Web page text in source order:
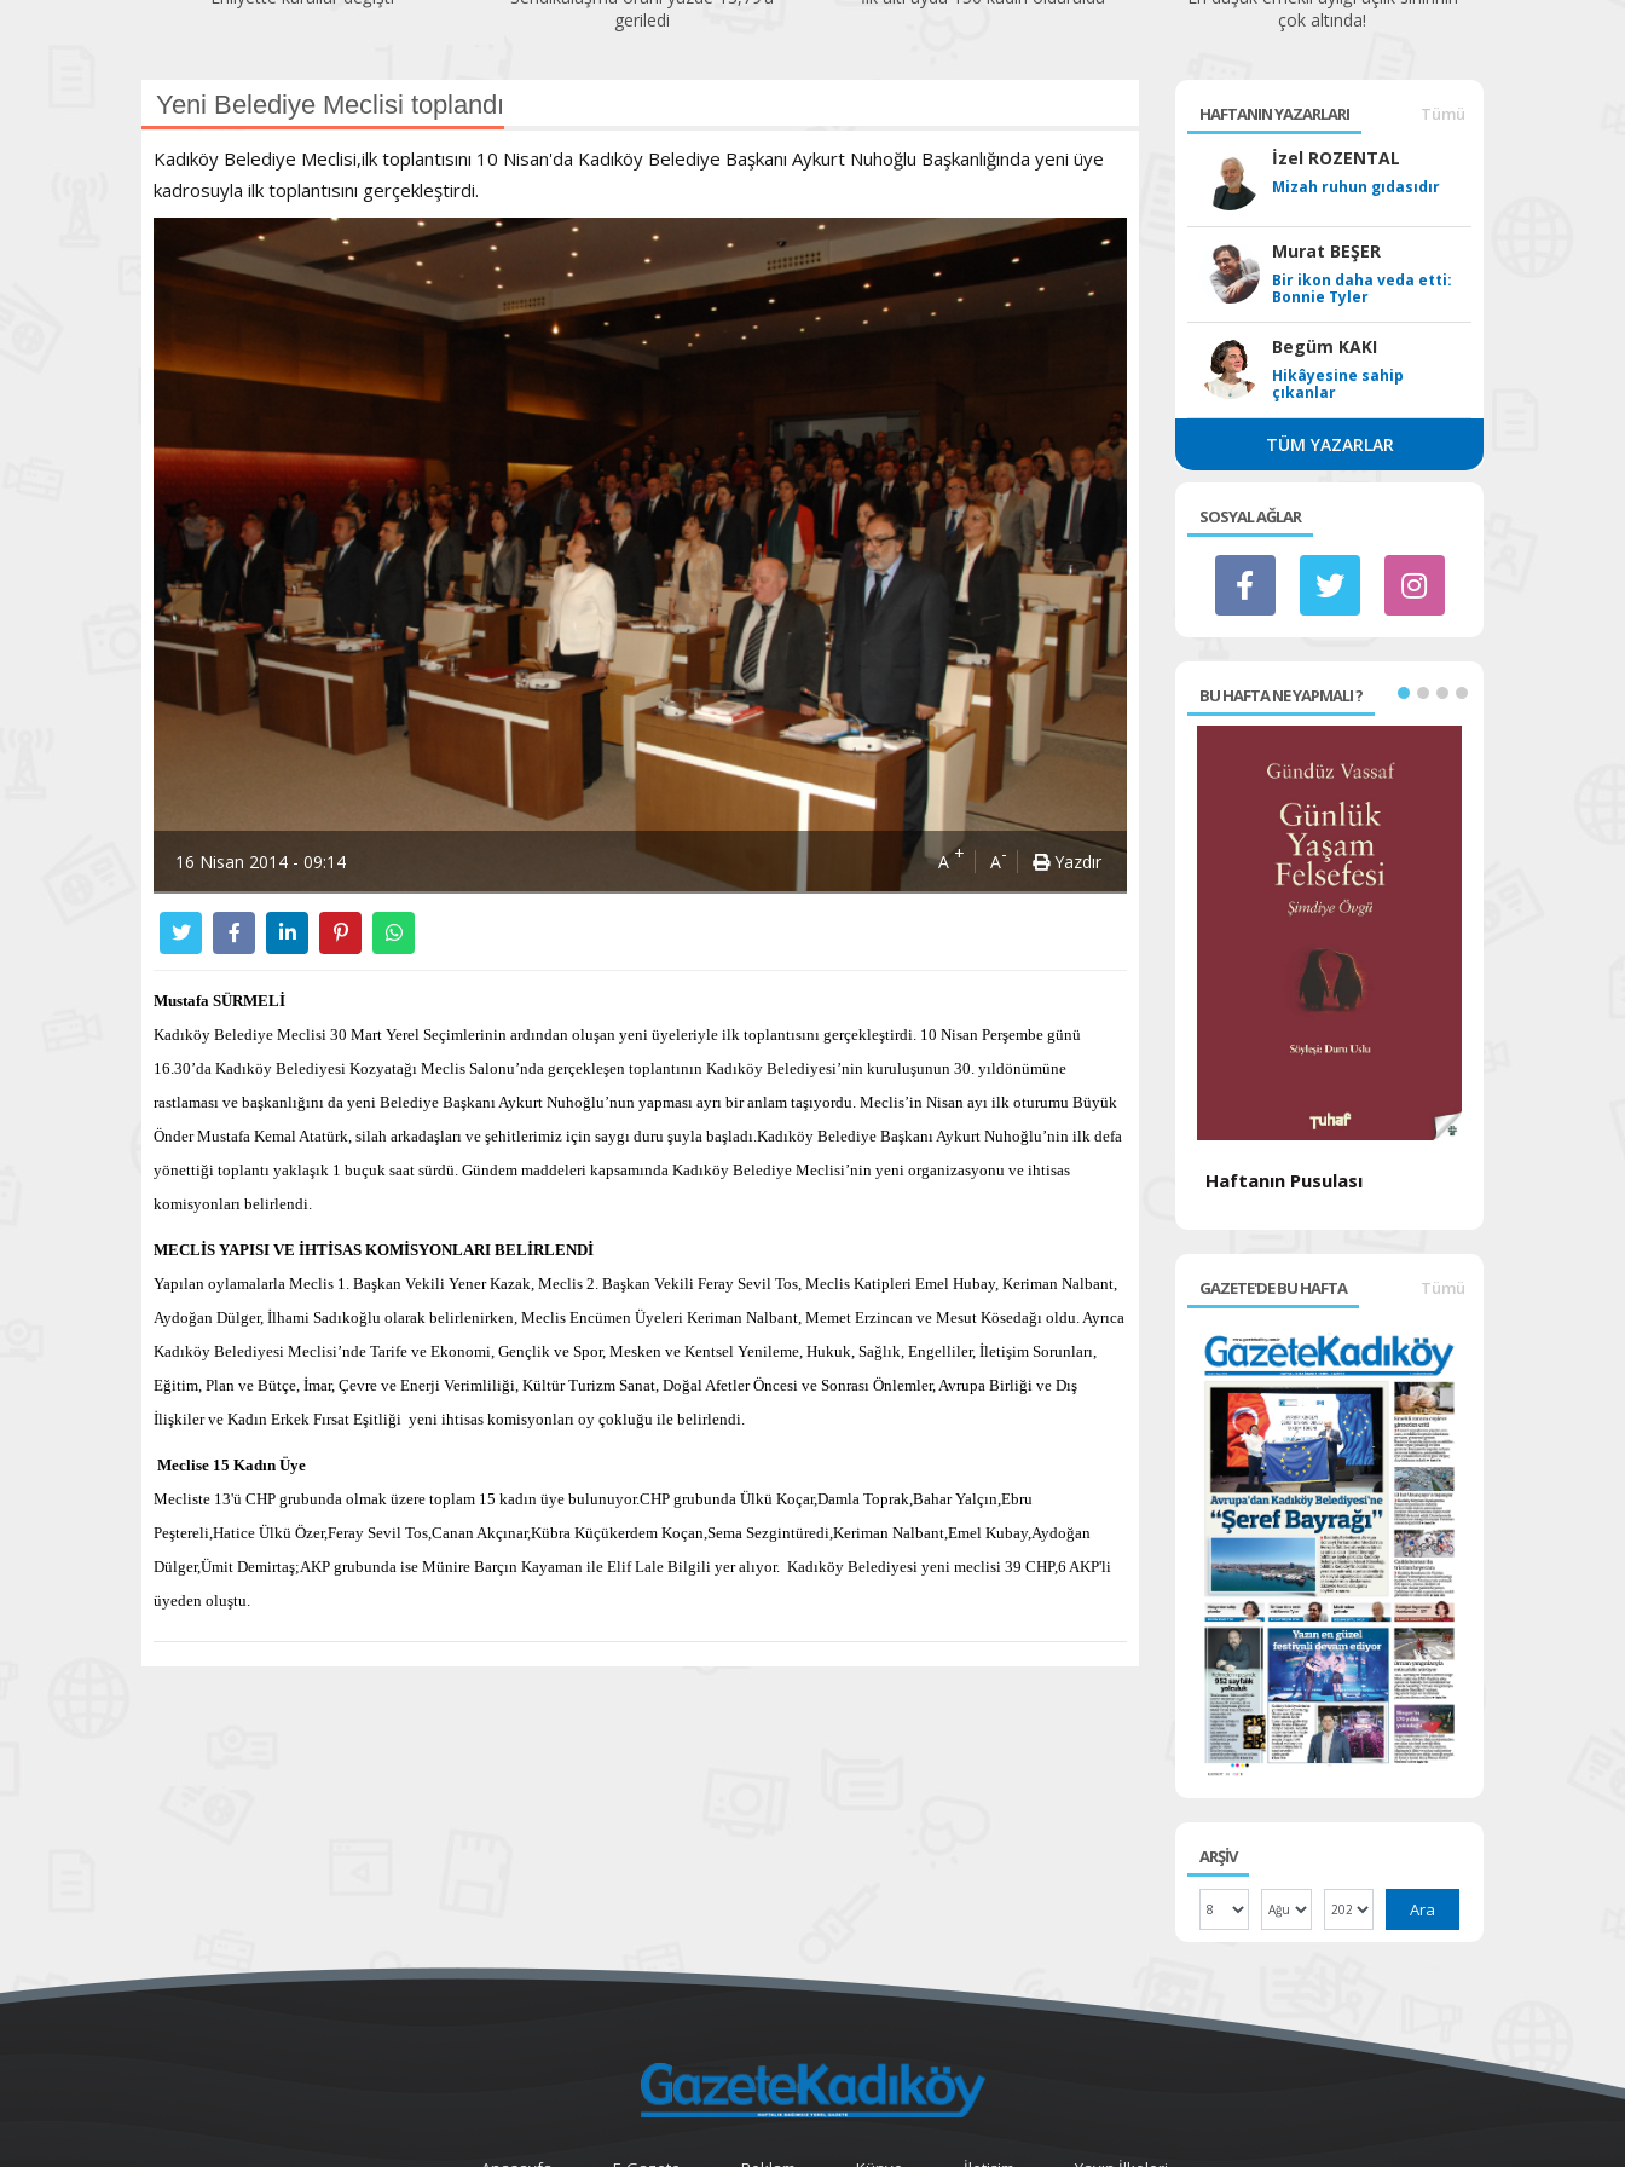
geriledi
çok altında!
Yeni Belediye Meclisi toplandı
Kadıköy Belediye Meclisi,ilk toplantısını 10 Nisan'da Kadıköy Belediye Başkanı Aykurt Nuhoğlu Başkanlığında yeni üye
kadrosuyla ilk toplantısını gerçekleştirdi.
16 Nisan 2014 - 09:14 A + A- Yazdır
Mustafa SÜRMELİ
Kadıköy Belediye Meclisi 30 Mart Yerel Seçimlerinin ardından oluşan yeni üyeleriyle ilk toplantısını gerçekleştirdi. 10 Nisan Perşembe günü
16.30’da Kadıköy Belediyesi Kozyatağı Meclis Salonu’nda gerçekleşen toplantının Kadıköy Belediyesi’nin kuruluşunun 30. yıldönümüne
rastlaması ve başkanlığını da yeni Belediye Başkanı Aykurt Nuhoğlu’nun yapması ayrı bir anlam taşıyordu. Meclis’in Nisan ayı ilk oturumu Büyük
Önder Mustafa Kemal Atatürk, silah arkadaşları ve şehitlerimiz için saygı duru şuyla başladı.Kadıköy Belediye Başkanı Aykurt Nuhoğlu’nin ilk defa
yönettiği toplantı yaklaşık 1 buçuk saat sürdü. Gündem maddeleri kapsamında Kadıköy Belediye Meclisi’nin yeni organizasyonu ve ihtisas
komisyonları belirlendi.
MECLİS YAPISI VE İHTİSAS KOMİSYONLARI BELİRLENDİ
Yapılan oylamalarla Meclis 1. Başkan Vekili Yener Kazak, Meclis 2. Başkan Vekili Feray Sevil Tos, Meclis Katipleri Emel Hubay, Keriman Nalbant,
Aydoğan Dülger, İlhami Sadıkoğlu olarak belirlenirken, Meclis Encümen Üyeleri Keriman Nalbant, Memet Erzincan ve Mesut Kösedağı oldu. Ayrıca
Kadıköy Belediyesi Meclisi’nde Tarife ve Ekonomi, Gençlik ve Spor, Mesken ve Kentsel Yenileme, Hukuk, Sağlık, Engelliler, İletişim Sorunları,
Eğitim, Plan ve Bütçe, İmar, Çevre ve Enerji Verimliliği, Kültür Turizm Sanat, Doğal Afetler Öncesi ve Sonrası Önlemler, Avrupa Birliği ve Dış
İlişkiler ve Kadın Erkek Fırsat Eşitliği yeni ihtisas komisyonları oy çokluğu ile belirlendi.
Meclise 15 Kadın Üye
Mecliste 13'ü CHP grubunda olmak üzere toplam 15 kadın üye bulunuyor.CHP grubunda Ülkü Koçar,Damla Toprak,Bahar Yalçın,Ebru
Peştereli,Hatice Ülkü Özer,Feray Sevil Tos,Canan Akçınar,Kübra Küçükerdem Koçan,Sema Sezgintüredi,Keriman Nalbant,Emel Kubay,Aydoğan
Dülger,Ümit Demirtaş;AKP grubunda ise Münire Barçın Kayaman ile Elif Lale Bilgili yer alıyor. Kadıköy Belediyesi yeni meclisi 39 CHP,6 AKP'li
üyeden oluştu.
HAFTANIN YAZARLARI Tümü
İzel ROZENTAL
Mizah ruhun gıdasıdır
Murat BEŞER
Bir ikon daha veda etti:
Bonnie Tyler
Begüm KAKI
Hikâyesine sahip
çıkanlar
TÜM YAZARLAR
SOSYAL AĞLAR
BU HAFTA NE YAPMALI ?
Haftanın Pusulası
Haftanın Pusulası
GAZETE'DE BU HAFTA Tümü
ARŞİV
Ara